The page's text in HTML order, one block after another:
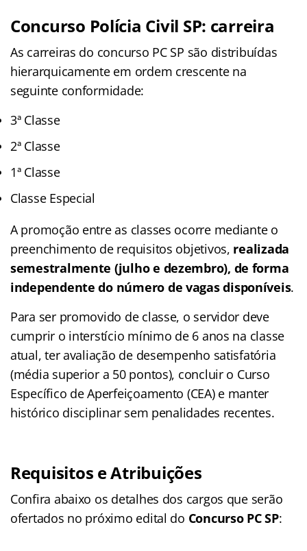
Concurso Polícia Civil SP: carreira
As carreiras do concurso PC SP são distribuídas
hierarquicamente em ordem crescente na
seguinte conformidade:
3ª Classe
2ª Classe
1ª Classe
Classe Especial
A promoção entre as classes ocorre mediante o
preenchimento de requisitos objetivos, realizada
semestralmente (julho e dezembro), de forma
independente do número de vagas disponíveis.
Para ser promovido de classe, o servidor deve
cumprir o interstício mínimo de 6 anos na classe
atual, ter avaliação de desempenho satisfatória
(média superior a 50 pontos), concluir o Curso
Específico de Aperfeiçoamento (CEA) e manter
histórico disciplinar sem penalidades recentes.
Requisitos e Atribuições
Confira abaixo os detalhes dos cargos que serão
ofertados no próximo edital do Concurso PC SP: